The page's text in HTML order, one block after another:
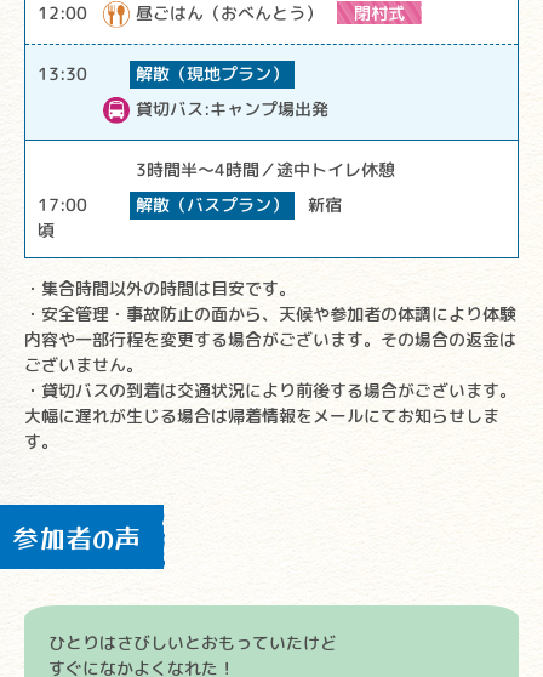
12:00 昼ごはん（おべんとう） 閉村式
13:30 解散（現地プラン）
貸切バス:キャンプ場出発
3時間半～4時間／途中トイレ休憩
17:00
頃
解散（バスプラン） 新宿
・集合時間以外の時間は目安です。
・安全管理・事故防止の面から、天候や参加者の体調により体験
内容や一部行程を変更する場合がございます。その場合の返金は
ございません。
・貸切バスの到着は交通状況により前後する場合がございます。
大幅に遅れが生じる場合は帰着情報をメールにてお知らせしま
す。
参加者の声
ひとりはさびしいとおもっていたけど
すぐになかよくなれた！